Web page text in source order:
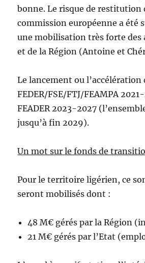
bonne. Le risque de restitution
commission européenne a été
une mobilisation très forte des
et de la Région (Antoine et
Le lancement ou l’accélération
FEDER/FSE/FTJ/FEAMPA
FEADER 2023-2027
jusqu’à fin 2029).
Un mot surle fonds de
Pour le territoire ligérien, ce
seront mobilisés dont :
48 M€ gérés par la Région
21 M€ gérés par l’Etat